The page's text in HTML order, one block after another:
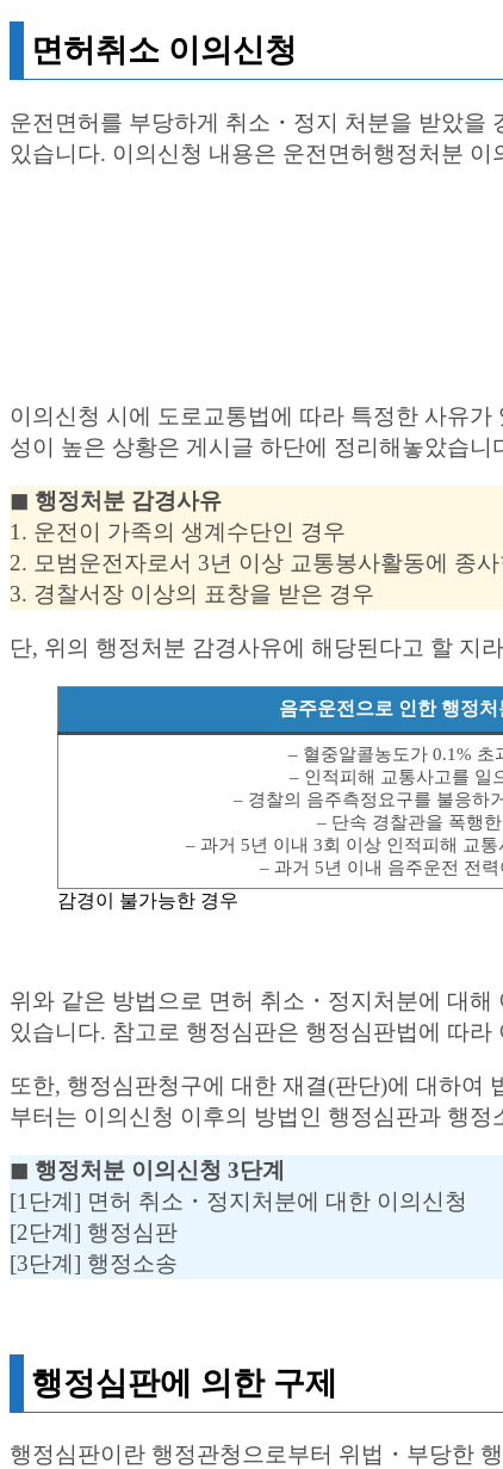
면허취소 이의신청
운전면허를 부당하게 취소・정지 처분을 받았을
있습니다. 이의신청 내용은 운전면허행정처분
이의신청 시에 도로교통법에 따라 특정한 사유
성이 높은 상황은 게시글 하단에 정리해놓았습니
◼︎ 행정처분 감경사유
1. 운전이 가족의 생계수단인 경우
2. 모범운전자로서 3년 이상 교통봉사활동에 종
3. 경찰서장 이상의 표창을 받은 경우
단, 위의 행정처분 감경사유에 해당된다고 할 지
음주운전으로 인한 행정
– 혈중알콜농도가 0.1% 초
– 인적피해 교통사고를 일
– 경찰의 음주측정요구를 불응하
– 단속 경찰관을 폭행
– 과거 5년 이내 3회 이상 인적피해 교
– 과거 5년 이내 음주운전 전
감경이 불가능한 경우
위와 같은 방법으로 면허 취소・정지처분에 대
있습니다. 참고로 행정심판은 행정심판법에 따
또한, 행정심판청구에 대한 재결(판단)에 대하여
부터는 이의신청 이후의 방법인 행정심판과 행
◼︎ 행정처분 이의신청 3단계
[1단계] 면허 취소・정지처분에 대한 이의신청
[2단계] 행정심판
[3단계] 행정소송
행정심판에 의한 구제
행정심판이란 행정관청으로부터 위법・부당한